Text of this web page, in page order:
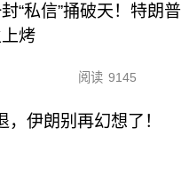
“私信”捅破天！特朗普
烤
阅读 9145
伊朗别再幻想了！